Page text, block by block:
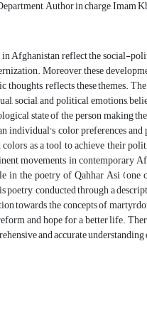
Author in charge,
Afghanistan reflect the social-
Moreover, these
thoughts, reflects these themes.
social, and political emotions,
state of the person making
individual's color preferences
as a tool to achieve their
movements in contemporary
in the poetry of Qahhar Asi
poetry, conducted through a
towards the concepts of
and hope for a better life.
and accurate